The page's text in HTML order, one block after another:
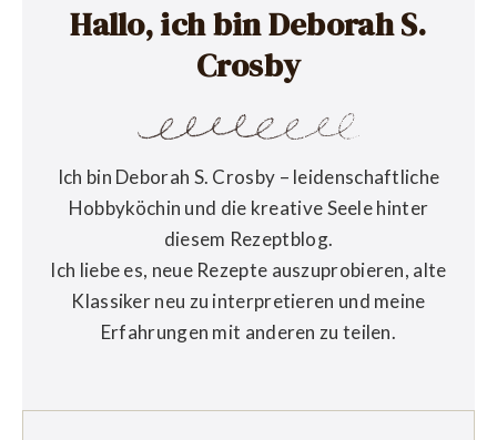
Hallo, ich bin Deborah S.
Crosby
Ich bin Deborah S. Crosby – leidenschaftliche
Hobbyköchin und die kreative Seele hinter
diesem Rezeptblog.
Ich liebe es, neue Rezepte auszuprobieren, alte
Klassiker neu zu interpretieren und meine
Erfahrungen mit anderen zu teilen.